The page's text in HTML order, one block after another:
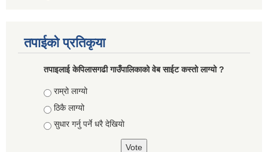
तपाईको प्रतिकृया
तपाइलाई केपिलासगढी गाउँपालिकाको वेब साईट कस्तो लाग्यो ?
Choices
राम्रो लाग्यो
ठिकै लाग्यो
सुधार गर्नु पर्ने धरै देखियाे